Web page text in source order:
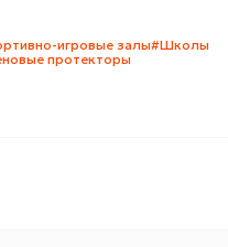
игровые залы#Школы
протекторы